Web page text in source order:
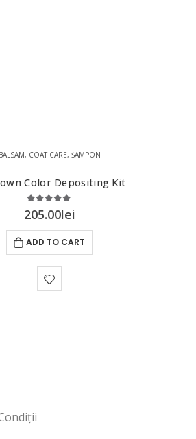
BALSAM, COAT CARE, ȘAMPON
Color Depositing Kit
5.00 out of 5
205.00lei
ADD TO CART